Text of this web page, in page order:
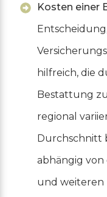
Kosten einer
hilfreich, die
Bestattung
regional
Durchschnitt
abhängig
und weiteren